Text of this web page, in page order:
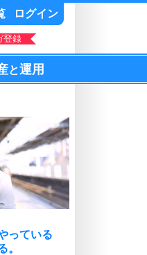
ログイン
登録
と運用
っている
。